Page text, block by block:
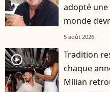
adopté
monde
5 août 2026
player2
Tradition
chaque
Milian